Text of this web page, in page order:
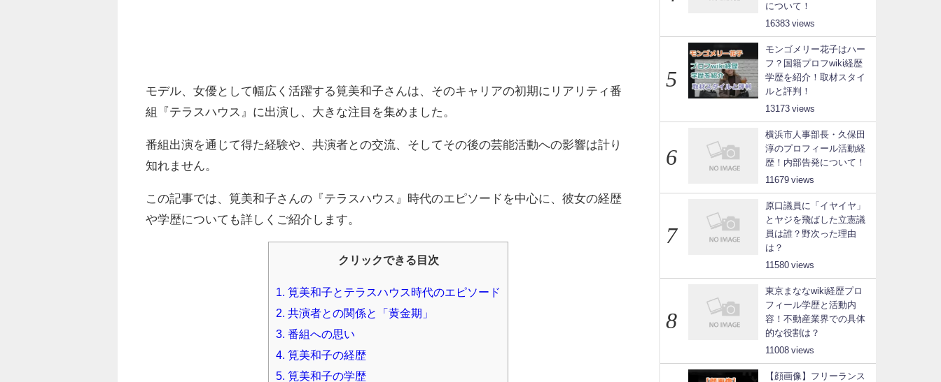
モデル、女優として幅広く活躍する筧美和子さんは、そのキャリアの初期にリアリティ番
組『テラスハウス』に出演し、大きな注目を集めました。
番組出演を通じて得た経験や、共演者との交流、そしてその後の芸能活動への影響は計り
知れません。
この記事では、筧美和子さんの『テラスハウス』時代のエピソードを中心に、彼女の経歴
や学歴についても詳しくご紹介します。
クリックできる目次
1.
筧美和子とテラスハウス時代のエピソード
2. 共演者との関係と「黄金期」
3. 番組への思い
4. 筧美和子の経歴
5. 筧美和子の学歴
について！
16383
モンゴメリー花子はハー
フ？国籍プロフwiki経歴
学歴を紹介！取材スタイ
ルと評判！
13173
横浜市人事部長・久保田
淳のプロフィール活動経
歴！内部告発について！
11679
原口議員に「イヤイヤ」
とヤジを飛ばした立憲議
員は誰？野次った理由
は？
11580
東京まななwiki経歴プロ
フィール学歴と活動内
容！不動産業界での具体
的な役割は？
11008
【顔画像】フリーランス